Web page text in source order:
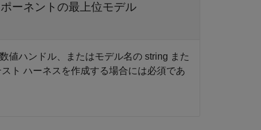
ーネントの最上位モデル
値ハンドル、またはモデル名の string また
ト ハーネスを作成する場合には必須であ